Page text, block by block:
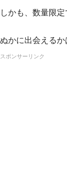
しかも、数量限定
ぬかに出会えるか
スポンサーリンク